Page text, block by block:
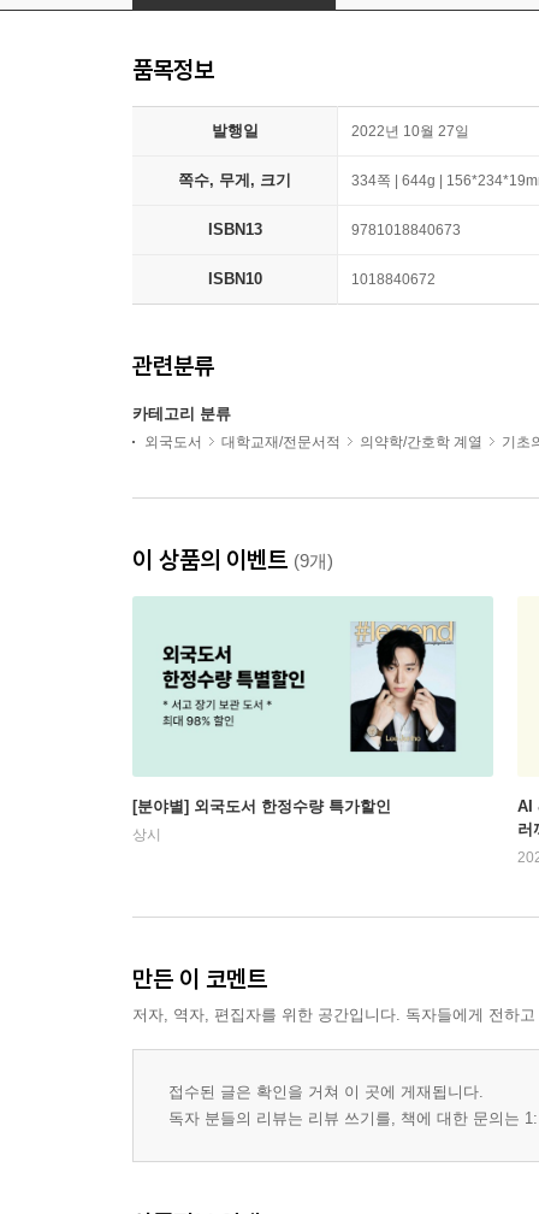
품목정보
발행일 2022년 10월 27일
쪽수, 무게, 크기 334쪽 | 644g |
ISBN13 9781018840673
ISBN10 1018840672
관련분류
카테고리 분류
외국도서 대학교재/전문서적 의약학/간호학 계열 기초
이 상품의 이벤트 (9개)
[분야별] 외국도서 한정수량 특가할인
상시
AI
러
만든 이 코멘트
저자, 역자, 편집자를 위한 공간입니다. 독자들에게 전하
접수된 글은 확인을 거쳐 이 곳에 게재됩니다.
독자 분들의 리뷰는 리뷰 쓰기를, 책에 대한 문의는